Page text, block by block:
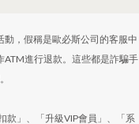
，假稱是歐必斯公司的客服中
進行退款。這些都是詐騙手
款」、「升級VIP會員」、「系